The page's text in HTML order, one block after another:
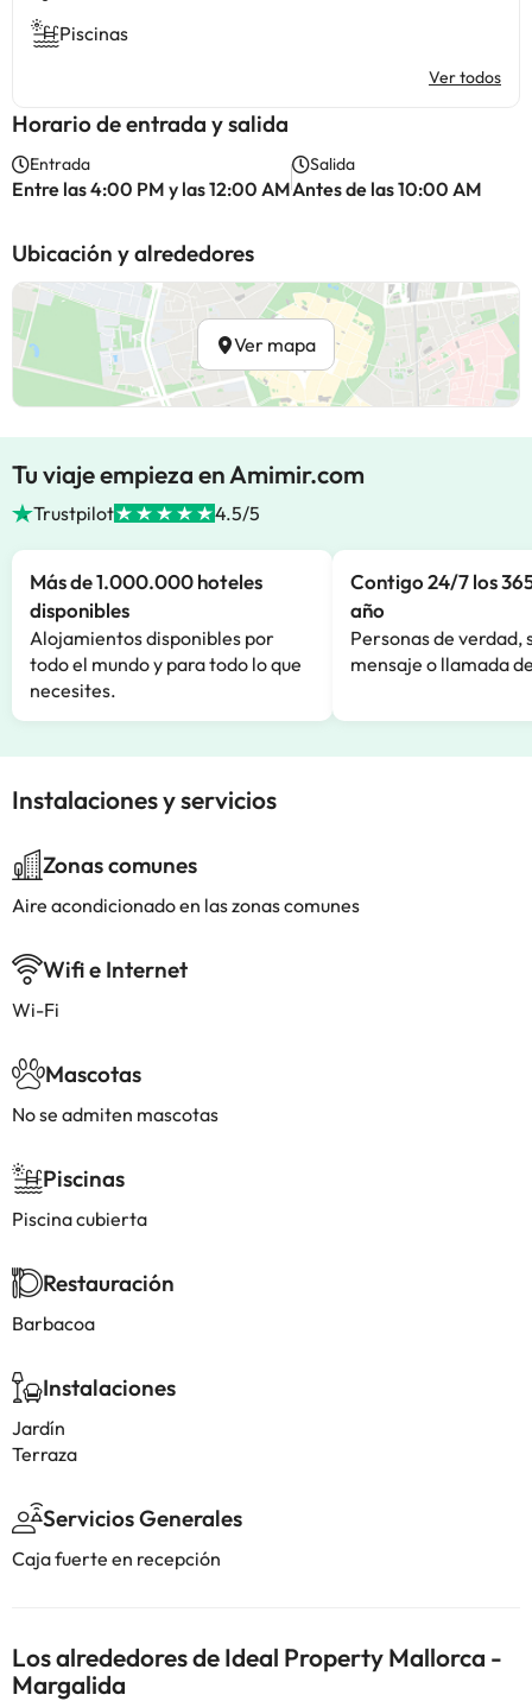
Piscinas
Ver todos
Horario de entrada y salida
Entrada
Entre las 4:00 PM y las 12:00 AM
Salida
Antes de las 10:00 AM
Ubicación y alrededores
Ver mapa
Tu viaje empieza en Amimir.com
Trustpilot 4.5/5
Más de 1.000.000 hoteles
disponibles
Alojamientos disponibles por
todo el mundo y para todo lo que
necesites.
Contigo 24/7 los
año
Personas de verdad,
mensaje o llamada
Instalaciones y servicios
Zonas comunes
Aire acondicionado en las zonas comunes
Wifi e Internet
Wi-Fi
Mascotas
No se admiten mascotas
Piscinas
Piscina cubierta
Restauración
Barbacoa
Instalaciones
Jardín
Terraza
Servicios Generales
Caja fuerte en recepción
Los alrededores de Ideal Property Mallorca -
Margalida